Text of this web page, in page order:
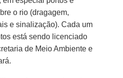
o rio (dragagem,
e sinalização). Cada um
está sendo licenciado
de Meio Ambiente e